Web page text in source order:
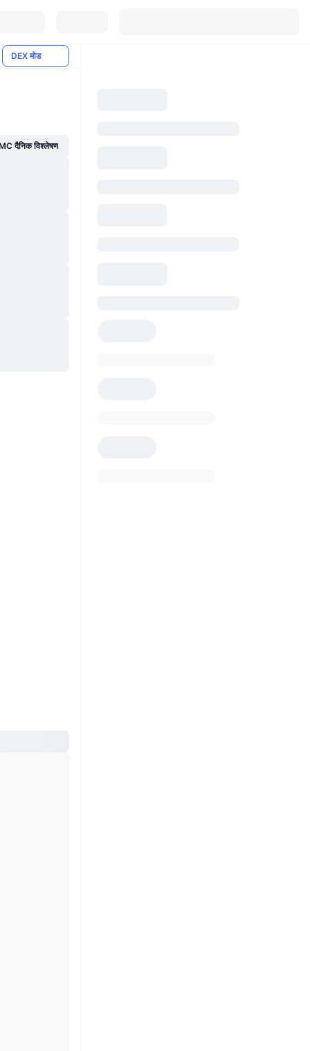
DEX मोड
दैनिक विश्लेषण